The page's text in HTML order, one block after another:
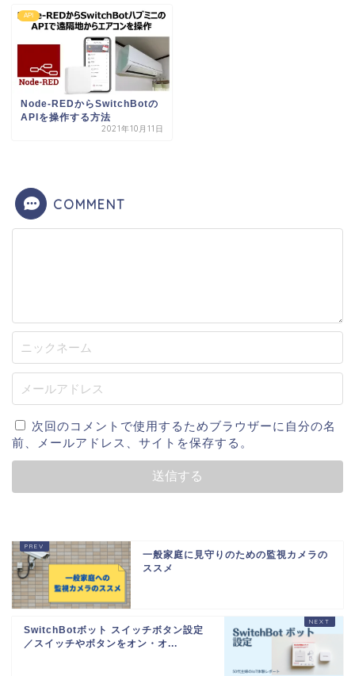
API
Node-REDからSwitchBotの
APIを操作する方法
2021年10月11日
COMMENT
次回のコメントで使用するためブラウザーに自分の名
前、メールアドレス、サイトを保存する。
一般家庭に見守りのための監視カメラの
ススメ
SwitchBotボット スイッチボタン設定
／スイッチやボタンをオン・オ...